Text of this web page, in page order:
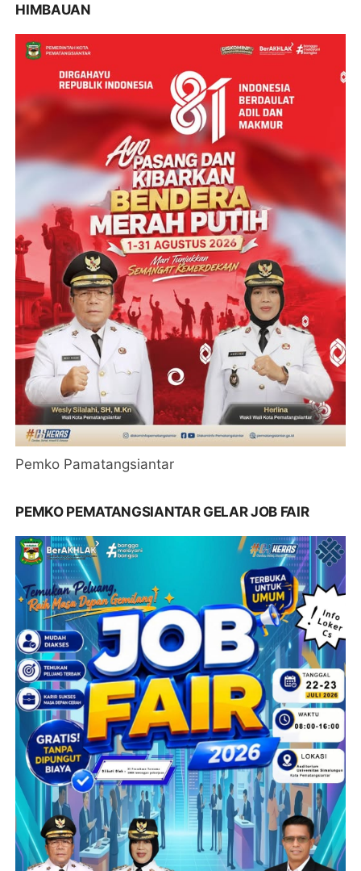
HIMBAUAN
Pemko Pamatangsiantar
PEMKO PEMATANGSIANTAR GELAR JOB FAIR